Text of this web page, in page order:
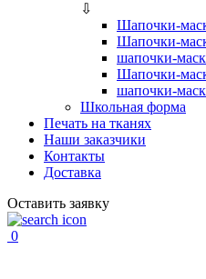
⇩
Шапочки-
Шапочки-
шапочки-
Шапочки-
шапочки-
Школьная форма
Печать на тканях
Наши заказчики
Контакты
Доставка
Оставить заявку
0